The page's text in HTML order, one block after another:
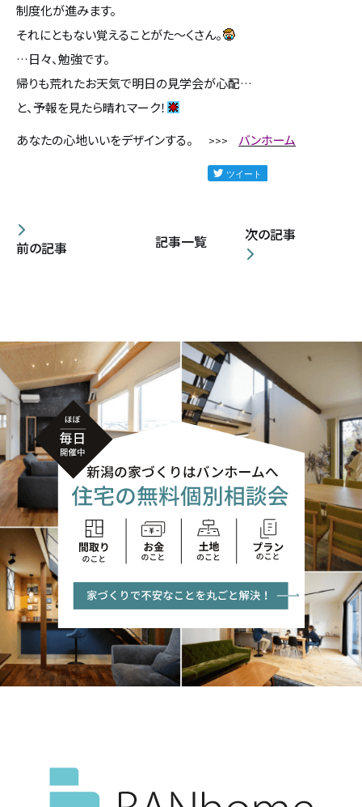
カタログ請求
採用情報
無料相談 資料請求
制度化が進みます。
それにともない覚えることがた～くさん。
…日々、勉強です。
帰りも荒れたお天気で明日の見学会が心配…
と、予報を見たら晴れマーク！
あなたの心地いいをデザインする。
>>> バンホーム
前の記事 記事一覧 次の記事